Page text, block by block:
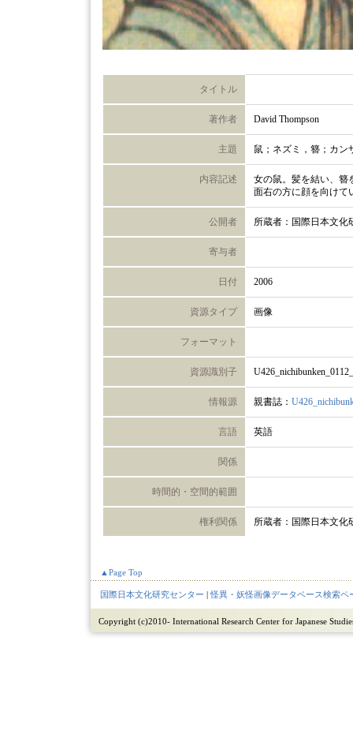
タイトル
著作者 David Thompson
主題 鼠；ネズミ，簪；カン
内容記述
女の鼠。髪を結い、簪
面右の方に顔を向けて
公開者 所蔵者：国際日本文化
寄与者
日付 2006
資源タイプ 画像
フォーマット
資源識別子
情報源 親書誌：
言語 英語
関係
時間的・空間的範囲
権利関係 所蔵者：国際日本文化
▲Page Top
国際日本文化研究センター |怪異・妖怪画像データベース検索ペ
Copyright (c)2010- International Research Center for Japanese